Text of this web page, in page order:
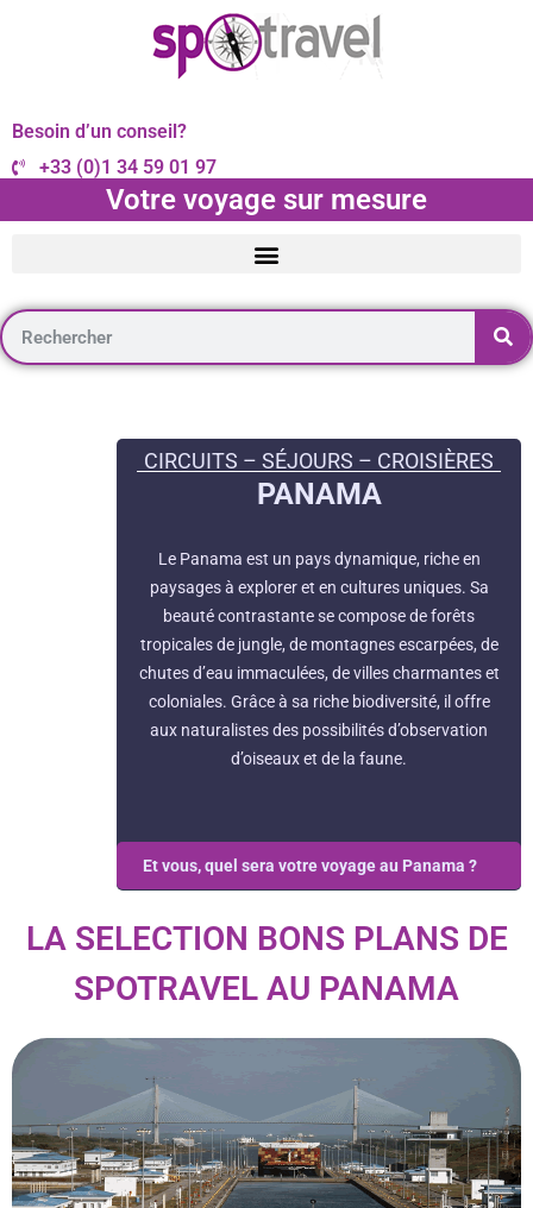
Besoin d’un conseil?
+33 (0)1 34 59 01 97
Votre voyage sur mesure
CIRCUITS – SÉJOURS – CROISIÈRES
PANAMA
Le Panama est un pays dynamique, riche en
paysages à explorer et en cultures uniques. Sa
beauté contrastante se compose de forêts
tropicales de jungle, de montagnes escarpées, de
chutes d’eau immaculées, de villes charmantes et
coloniales. Grâce à sa riche biodiversité, il offre
aux naturalistes des possibilités d’observation
d’oiseaux et de la faune.
Et vous, quel sera votre voyage au Panama ?
LA SELECTION BONS PLANS DE
SPOTRAVEL AU PANAMA